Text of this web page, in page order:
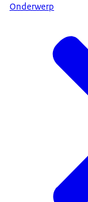
Onderwerp